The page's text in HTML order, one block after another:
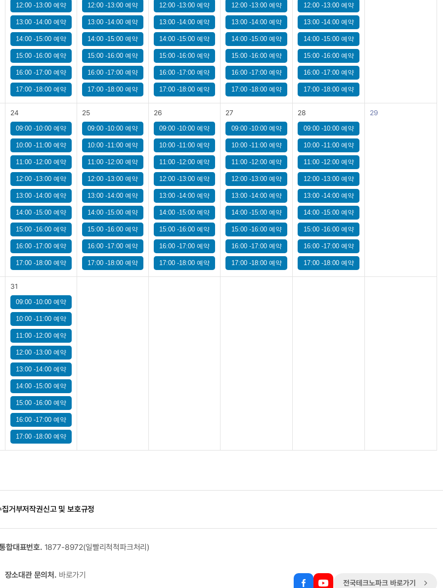
12:00 -13:00 예약
13:00 -14:00 예약
14:00 -15:00 예약
15:00 -16:00 예약
16:00 -17:00 예약
17:00 -18:00 예약
12:00 -13:00 예약
13:00 -14:00 예약
14:00 -15:00 예약
15:00 -16:00 예약
16:00 -17:00 예약
17:00 -18:00 예약
12:00 -13:00 예약
13:00 -14:00 예약
14:00 -15:00 예약
15:00 -16:00 예약
16:00 -17:00 예약
17:00 -18:00 예약
12:00 -13:00 예약
13:00 -14:00 예약
14:00 -15:00 예약
15:00 -16:00 예약
16:00 -17:00 예약
17:00 -18:00 예약
12:00 -13:00 예약
13:00 -14:00 예약
14:00 -15:00 예약
15:00 -16:00 예약
16:00 -17:00 예약
17:00 -18:00 예약
24
09:00 -10:00 예약
10:00 -11:00 예약
11:00 -12:00 예약
12:00 -13:00 예약
13:00 -14:00 예약
14:00 -15:00 예약
15:00 -16:00 예약
16:00 -17:00 예약
17:00 -18:00 예약
25
09:00 -10:00 예약
10:00 -11:00 예약
11:00 -12:00 예약
12:00 -13:00 예약
13:00 -14:00 예약
14:00 -15:00 예약
15:00 -16:00 예약
16:00 -17:00 예약
17:00 -18:00 예약
26
09:00 -10:00 예약
10:00 -11:00 예약
11:00 -12:00 예약
12:00 -13:00 예약
13:00 -14:00 예약
14:00 -15:00 예약
15:00 -16:00 예약
16:00 -17:00 예약
17:00 -18:00 예약
27
09:00 -10:00 예약
10:00 -11:00 예약
11:00 -12:00 예약
12:00 -13:00 예약
13:00 -14:00 예약
14:00 -15:00 예약
15:00 -16:00 예약
16:00 -17:00 예약
17:00 -18:00 예약
28
09:00 -10:00 예약
10:00 -11:00 예약
11:00 -12:00 예약
12:00 -13:00 예약
13:00 -14:00 예약
14:00 -15:00 예약
15:00 -16:00 예약
16:00 -17:00 예약
17:00 -18:00 예약
29
31
09:00 -10:00 예약
10:00 -11:00 예약
11:00 -12:00 예약
12:00 -13:00 예약
13:00 -14:00 예약
14:00 -15:00 예약
15:00 -16:00 예약
16:00 -17:00 예약
17:00 -18:00 예약
집거부저작권신고 및 보호규정
합대표번호. 1877-8972(일빨리척척파크처리)
장소대관 문의처. 바로가기
전국테크노파크 바로가기